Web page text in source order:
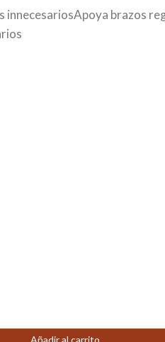
brazos
Añadir al carrito